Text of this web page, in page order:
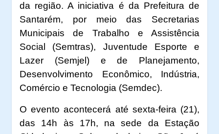
da região. A iniciativa é da Prefeitura de
Santarém, por meio das Secretarias
Municipais de Trabalho e Assistência
Social (Semtras), Juventude Esporte e
Lazer (Semjel) e de Planejamento,
Desenvolvimento Econômico, Indústria,
Comércio e Tecnologia (Semdec).
O evento acontecerá até sexta-feira (21),
das 14h às 17h, na sede da Estação